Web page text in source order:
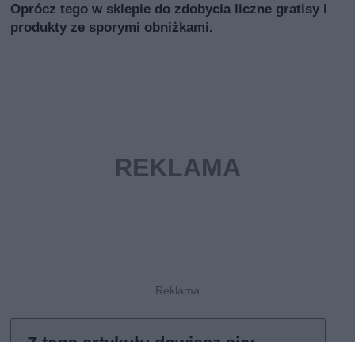
Oprócz tego w sklepie do zdobycia liczne gratisy i
produkty ze sporymi obniżkami.